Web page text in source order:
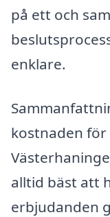
på ett och
enklare.
kostnaden
alltid bäst att
erbjudanden